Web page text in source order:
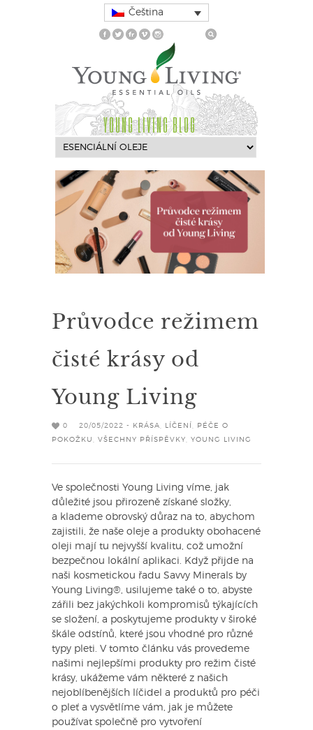
Čeština
YOUNG LIVING BLOG
Průvodce režimem
čisté krásy od
Young Living
0 20/05/2022 - KRÁSA LÍČENÍ
PÉČE O
POKOŽKU
VŠECHNY PŘÍSPĚVKY YOUNG LIVING
Ve společnosti Young Living víme, jak
důležité jsou přirozeně získané složky,
a klademe obrovský důraz na to, abychom
zajistili, že naše oleje a produkty obohacené
oleji mají tu nejvyšší kvalitu, což umožní
bezpečnou lokální aplikaci. Když přijde na
naši kosmetickou řadu Savvy Minerals by
Young Living®, usilujeme také o to, abyste
zářili bez jakýchkoli kompromisů týkajících
se složení, a poskytujeme produkty v široké
škále odstínů, které jsou vhodné pro různé
typy pleti. V tomto článku vás provedeme
našimi nejlepšími produkty pro režim čisté
krásy, ukážeme vám některé z našich
nejoblíbenějších líčidel a produktů pro péči
o pleť a vysvětlíme vám, jak je můžete
používat společně pro vytvoření